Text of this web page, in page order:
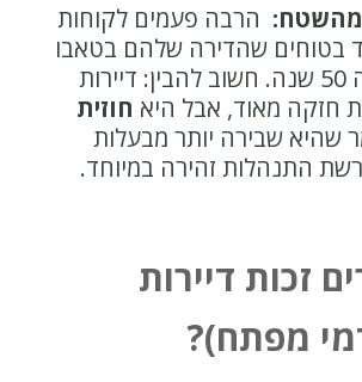
מהשטח: הרבה פעמים לקוחות
בטוחים שהדירה שלהם בטאבו
כי הם גרים בה 50 שנה. חשוב להבין: דיירות
חזקה מאוד, אבל היא חוזית
שהיא שבירה יותר מבעלות
התנהלות זהירה במיוחד.
זכות דיירות
מפתח)?